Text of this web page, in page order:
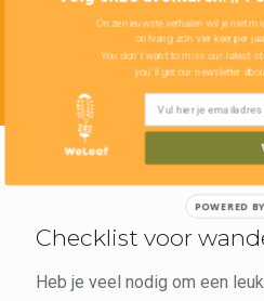
Checklist voor
Heb je veel nodig om een
Onze nieuwste verhalen wil je niet
ontvang zo'n vier keer per
You don't want to miss our latest
you'll get our newsletter